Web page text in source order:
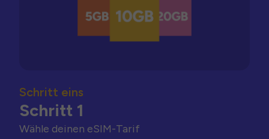
Schritt eins
Schritt 1
Wähle deinen eSIM-Tarif